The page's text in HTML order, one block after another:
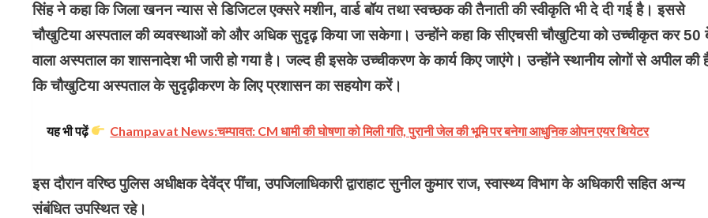
सिंह ने कहा कि जिला खनन न्यास से डिजिटल एक्सरे मशीन, वार्ड बॉय तथा स्वच्छक की तैनाती की स्वीकृति भी दे दी गई है। इससे
चौखुटिया अस्पताल की व्यवस्थाओं को और अधिक सुदृढ़ किया जा सकेगा। उन्होंने कहा कि सीएचसी चौखुटिया को उच्चीकृत कर 50
वाला अस्पताल का शासनादेश भी जारी हो गया है। जल्द ही इसके उच्चीकरण के कार्य किए जाएंगे। उन्होंने स्थानीय लोगों से अपील की
कि चौखुटिया अस्पताल के सुदृढ़ीकरण के लिए प्रशासन का सहयोग करें।
यह भी पढ़ें Champavat News:चम्पावत: CM धामी की घोषणा को मिली गति, पुरानी जेल की भूमि पर बनेगा आधुनिक ओपन एयर थियेटर
इस दौरान वरिष्ठ पुलिस अधीक्षक देवेंद्र पींचा, उपजिलाधिकारी द्वाराहाट सुनील कुमार राज, स्वास्थ्य विभाग के अधिकारी सहित अन्य
संबंधित उपस्थित रहे।